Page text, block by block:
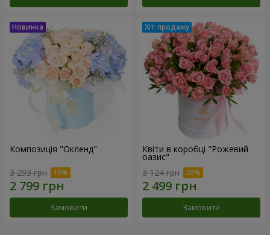
Композиція "Окленд"
3 293 грн
Замовити
Квіти в коробці "Рожевий
оазис"
3 124 грн
Замовити